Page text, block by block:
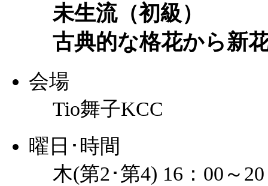
未生流（初級）
古典的な格花から新
会場
Tio舞子KCC
曜日･時間
木(第2･第4) 16：00～